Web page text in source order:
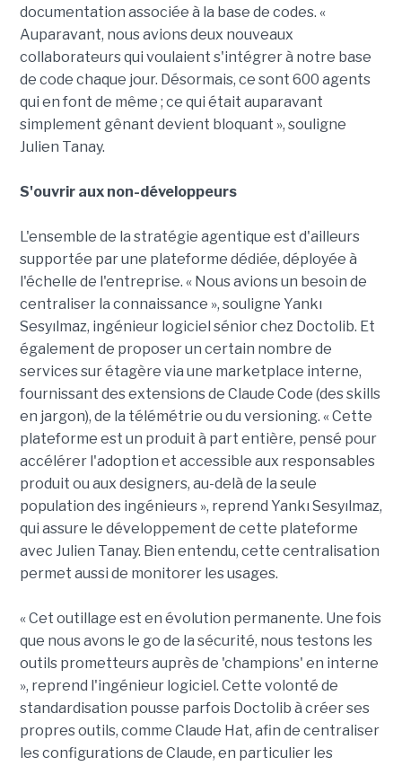
documentation associée à la base de codes. «
Auparavant, nous avions deux nouveaux
collaborateurs qui voulaient s'intégrer à notre base
de code chaque jour. Désormais, ce sont 600 agents
qui en font de même ; ce qui était auparavant
simplement gênant devient bloquant », souligne
Julien Tanay.
S'ouvrir aux non-développeurs
L'ensemble de la stratégie agentique est d'ailleurs
supportée par une plateforme dédiée, déployée à
l'échelle de l'entreprise. « Nous avions un besoin de
centraliser la connaissance », souligne Yankı
Sesyılmaz, ingénieur logiciel sénior chez Doctolib. Et
également de proposer un certain nombre de
services sur étagère via une marketplace interne,
fournissant des extensions de Claude Code (des skills
en jargon), de la télémétrie ou du versioning. « Cette
plateforme est un produit à part entière, pensé pour
accélérer l'adoption et accessible aux responsables
produit ou aux designers, au-delà de la seule
population des ingénieurs », reprend Yankı Sesyılmaz,
qui assure le développement de cette plateforme
avec Julien Tanay. Bien entendu, cette centralisation
permet aussi de monitorer les usages.
« Cet outillage est en évolution permanente. Une fois
que nous avons le go de la sécurité, nous testons les
outils prometteurs auprès de 'champions' en interne
», reprend l'ingénieur logiciel. Cette volonté de
standardisation pousse parfois Doctolib à créer ses
propres outils, comme Claude Hat, afin de centraliser
les configurations de Claude, en particulier les